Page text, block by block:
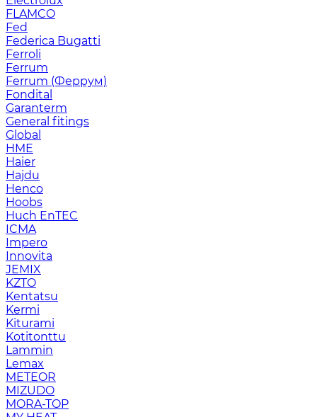
FLAMCO
Fed
Federica Bugatti
Ferroli
Ferrum
Ferrum (Феррум)
Fondital
Garanterm
General fitings
Global
HME
Haier
Hajdu
Henco
Hoobs
Huch EnTEC
ICMA
Impero
Innovita
JEMIX
KZTO
Kentatsu
Kermi
Kiturami
Kotitonttu
Lammin
Lemax
METEOR
MIZUDO
MORA-TOP